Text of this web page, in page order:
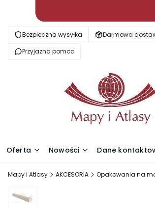
Bezpieczna wysyłka
Darmowa
Przyjazna pomoc
Oferta Nowości Dane
Mapy i Atlasy AKCESORIA Opakowania na